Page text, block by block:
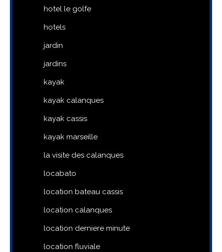
hotel le golfe
hotels
jardin
jardins
kayak
kayak calanques
kayak cassis
kayak marseille
la visite des calanques
locabato
location bateau cassis
location calanques
location derniere minute
location fluviale